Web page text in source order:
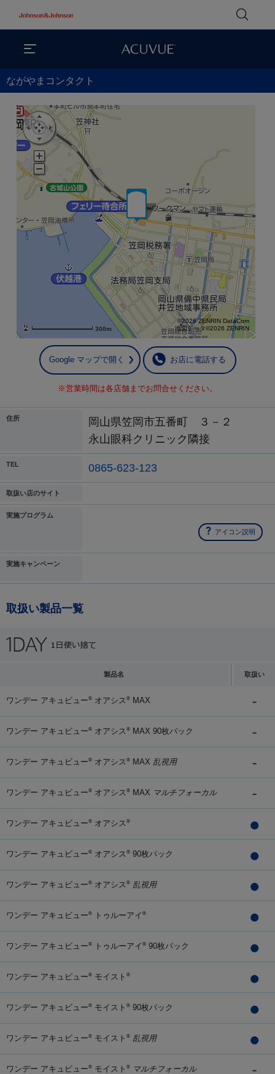
ながやまコンタクト
300m
©2026 ZENRIN DataCom
地図データ©2026 ZENRIN
Google マップで開く お店に電話する
※営業時間は各店舗までお問合せください。
住所
岡山県笠岡市五番町 ３－２
永山眼科クリニック隣接
TEL 0865-623-123
取扱い店のサイト
実施プログラム
アイコン説明
実施キャンペーン
取扱い製品一覧
製品名 取扱い
ワンデー アキュビュー® オアシス ® MAX
ワンデー アキュビュー® オアシス ® MAX 90枚パック
ワンデー アキュビュー® オアシス ® MAX 乱視用
ワンデー アキュビュー® オアシス ® MAX マルチフォーカル
ワンデー アキュビュー® オアシス ®
ワンデー アキュビュー® オアシス ® 90枚パック
ワンデー アキュビュー® オアシス ® 乱視用
ワンデー アキュビュー® トゥルーアイ ®
ワンデー アキュビュー® トゥルーアイ ® 90枚パック
ワンデー アキュビュー® モイスト ®
ワンデー アキュビュー® モイスト ® 90枚パック
ワンデー アキュビュー® モイスト ® 乱視用
ワンデー アキュビュー® モイスト ® マルチフォーカル